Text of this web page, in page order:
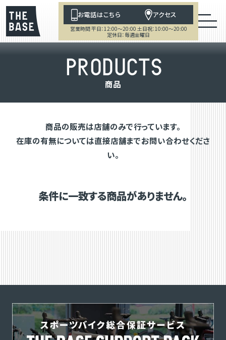
お電話はこちら アクセス
営業時間 平日：12:00～20:00 土日祝：10:00～20:00
定休日：毎週金曜日
PRODUCTS
商品
商品の販売は店舗のみで行っています。
在庫の有無については直接店舗までお問い合わせくださ
い。
条件に一致する商品がありません。